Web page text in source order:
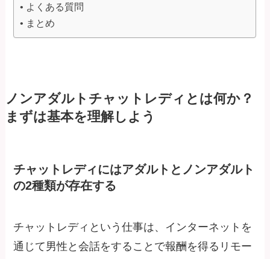
よくある質問
まとめ
ノンアダルトチャットレディとは何か？
まずは基本を理解しよう
チャットレディにはアダルトとノンアダルト
の2種類が存在する
チャットレディという仕事は、インターネットを
通じて男性と会話をすることで報酬を得るリモー